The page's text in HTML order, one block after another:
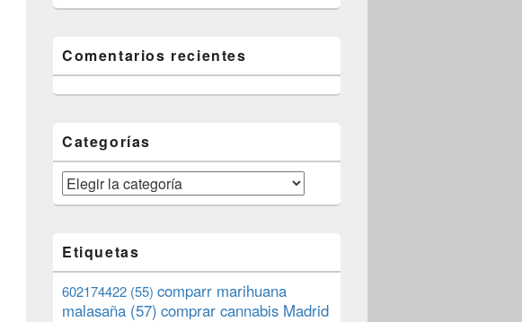
Comentarios recientes
Categorías
Categorías
Etiquetas
602174422 (55) comparr marihuana
malasaña (57) comprar cannabis Madrid